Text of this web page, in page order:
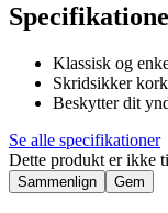
Klassisk og
Skridsikker
Beskytter dit
Se alle specifikationer
Dette produkt er ikke
Sammenlign Gem